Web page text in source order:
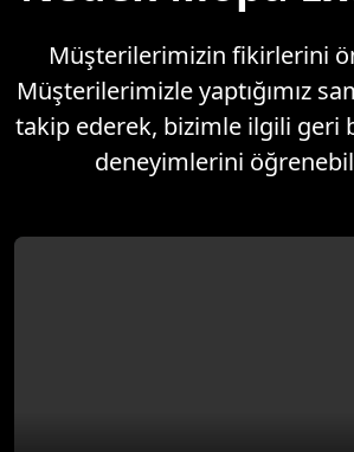
Müşterilerimizin fikirlerini
Müşterilerimizle yaptığımız
takip ederek, bizimle ilgili geri
deneyimlerini